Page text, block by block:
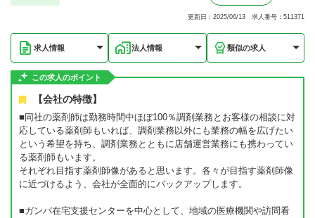
更新日：2025/06/13 求人番号：511371
求人情報 法人情報 類似の求人
この求人のポイント
【会社の特徴】
■同社の薬剤師は勤務時間中ほぼ100％調剤業務とお客様の相談に対
応している薬剤師もいれば、調剤業務以外にも業務の幅を広げたい
という希望を持ち、調剤業務とともに店舗運営業務にも携わってい
る薬剤師もいます。
それぞれ目指す薬剤師像があると思います。各々が目指す薬剤師像
に近づけるよう、会社が全面的にバックアップします。
■ガンバ在宅支援センターを中心として、地域の医療機関や訪問看